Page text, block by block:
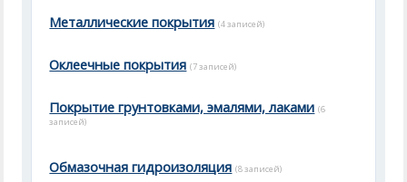
Металлические покрытия (4 записей)
Оклеечные покрытия (7 записей)
Покрытие грунтовками, эмалями, лаками (6
записей)
Обмазочная гидроизоляция (8 записей)